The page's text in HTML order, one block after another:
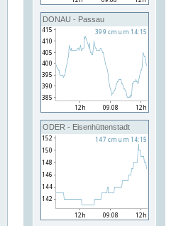
DONAU - Passau
ODER - Eisenhüttenstadt